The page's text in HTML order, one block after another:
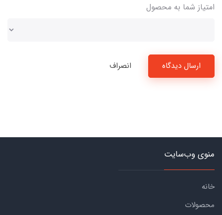
امتیاز شما به محصول
ارسال دیدگاه انصراف
منوی وب‌سایت
خانه
محصولات